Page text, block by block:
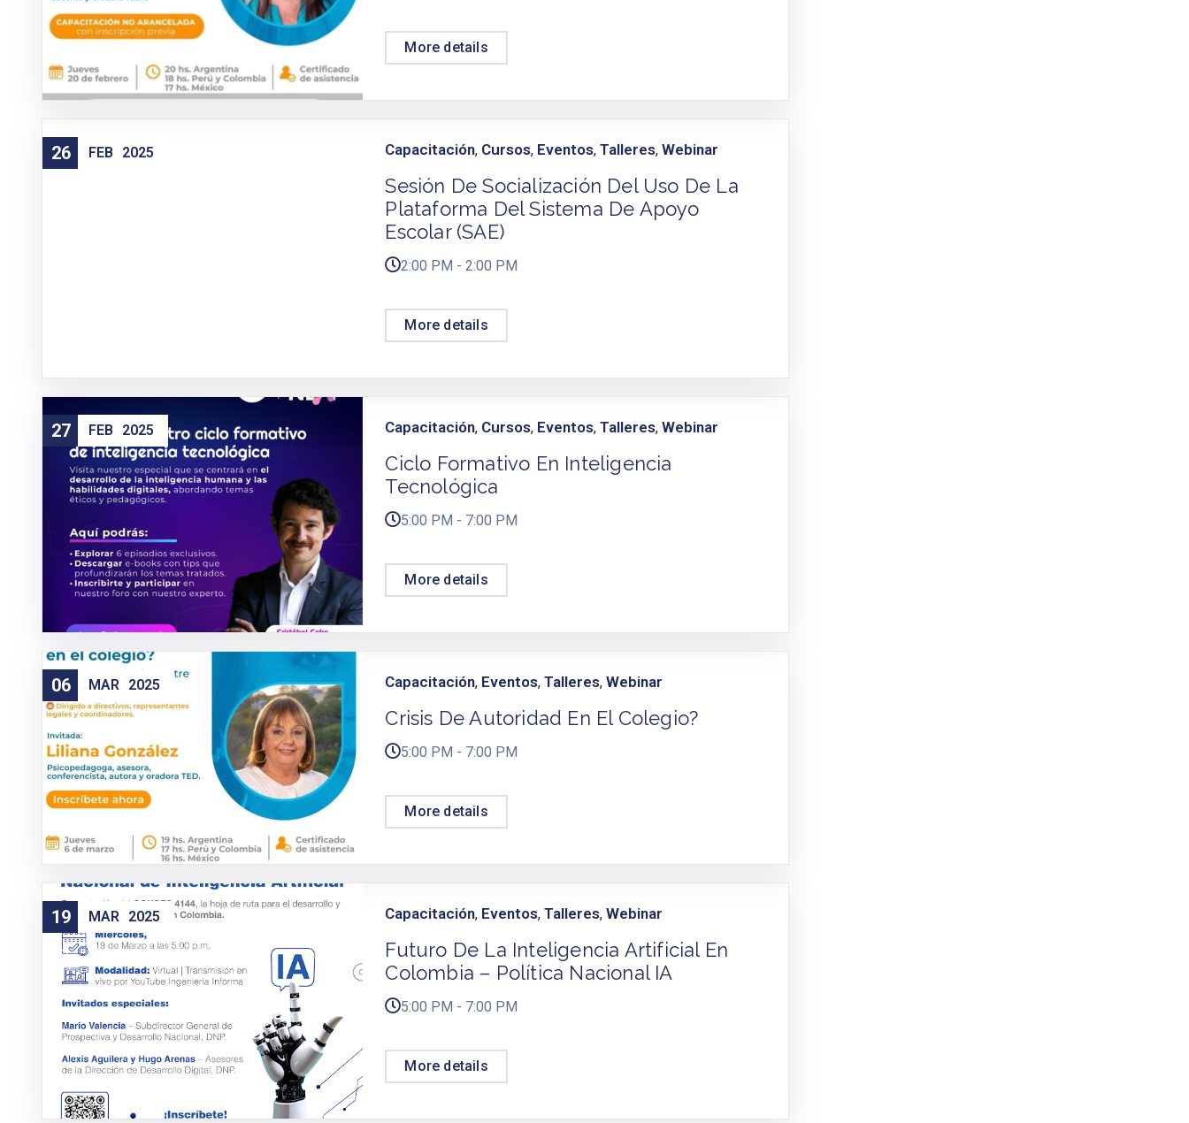
More details
26 FEB 2025 Capacitación, Cursos, Eventos,Talleres,Webinar
Sesión De Socialización Del Uso De La
Plataforma Del Sistema De Apoyo
Escolar (SAE)
2:00 PM - 2:00 PM
More details
27 FEB 2025 Capacitación, Cursos, Eventos,Talleres,Webinar
Ciclo Formativo En Inteligencia
Tecnológica
5:00 PM - 7:00 PM
More details
06 MAR 2025 Capacitación, Eventos,Talleres,Webinar
Crisis De Autoridad En El Colegio?
5:00 PM - 7:00 PM
More details
19 MAR 2025 Capacitación, Eventos,Talleres,Webinar
Futuro De La Inteligencia Artificial En
Colombia – Política Nacional IA
5:00 PM - 7:00 PM
More details